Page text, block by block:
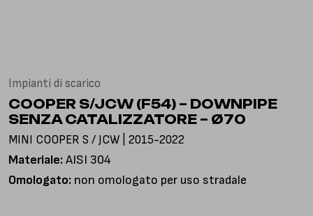
Impianti di scarico
COOPER S/JCW (F54) – DOWNPIPE
SENZA CATALIZZATORE – Ø70
MINI COOPER S / JCW | 2015-2022
Materiale: AISI 304
Omologato: non omologato per uso stradale